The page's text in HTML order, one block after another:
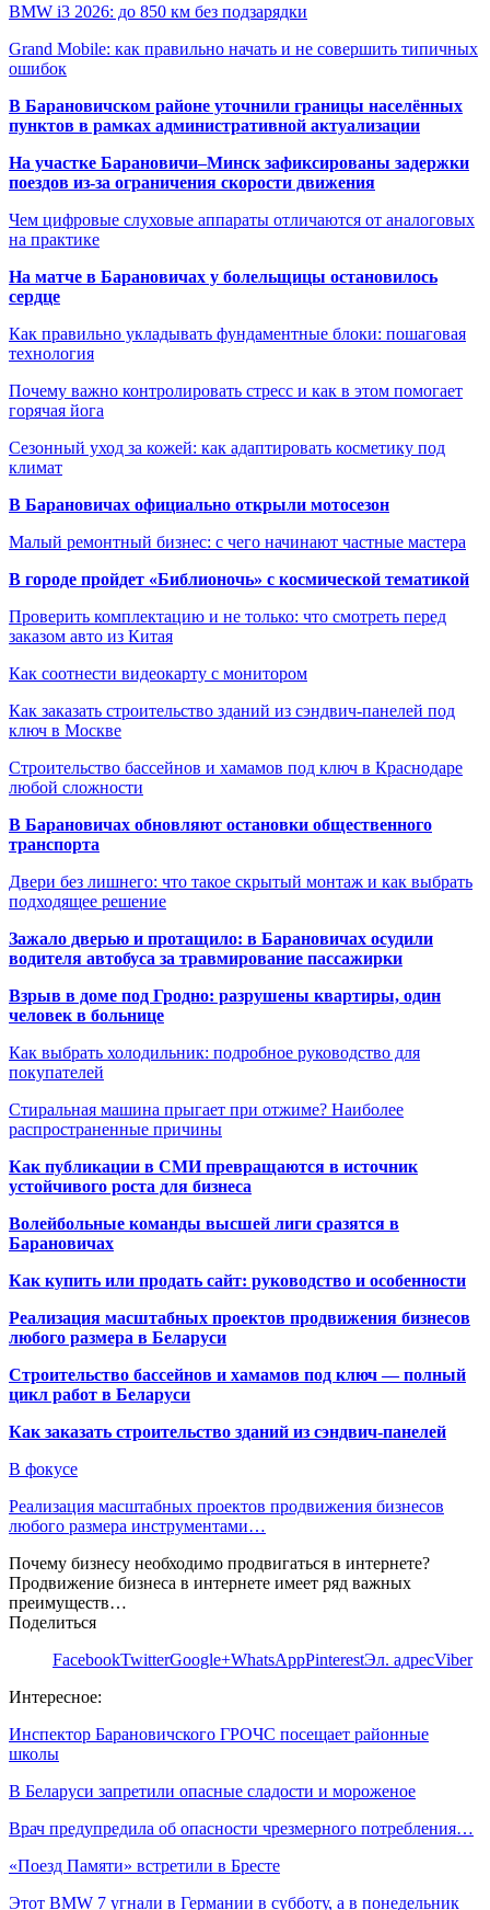
BMW i3 2026: до 850 км без подзарядки
Grand Mobile: как правильно начать и не совершить типичных
ошибок
В Барановичском районе уточнили границы населённых
пунктов в рамках административной актуализации
На участке Барановичи–Минск зафиксированы задержки
поездов из-за ограничения скорости движения
Чем цифровые слуховые аппараты отличаются от аналоговых
на практике
На матче в Барановичах у болельщицы остановилось
сердце
Как правильно укладывать фундаментные блоки: пошаговая
технология
Почему важно контролировать стресс и как в этом помогает
горячая йога
Сезонный уход за кожей: как адаптировать косметику под
климат
В Барановичах официально открыли мотосезон
Малый ремонтный бизнес: с чего начинают частные мастера
В городе пройдет «Библионочь» с космической тематикой
Проверить комплектацию и не только: что смотреть перед
заказом авто из Китая
Как соотнести видеокарту с монитором
Как заказать строительство зданий из сэндвич-панелей под
ключ в Москве
Строительство бассейнов и хамамов под ключ в Краснодаре
любой сложности
В Барановичах обновляют остановки общественного
транспорта
Двери без лишнего: что такое скрытый монтаж и как выбрать
подходящее решение
Зажало дверью и протащило: в Барановичах осудили
водителя автобуса за травмирование пассажирки
Взрыв в доме под Гродно: разрушены квартиры, один
человек в больнице
Как выбрать холодильник: подробное руководство для
покупателей
Стиральная машина прыгает при отжиме? Наиболее
распространенные причины
Как публикации в СМИ превращаются в источник
устойчивого роста для бизнеса
Волейбольные команды высшей лиги сразятся в
Барановичах
Как купить или продать сайт: руководство и особенности
Реализация масштабных проектов продвижения бизнесов
любого размера в Беларуси
Строительство бассейнов и хамамов под ключ — полный
цикл работ в Беларуси
Как заказать строительство зданий из сэндвич-панелей
В фокусе
Реализация масштабных проектов продвижения бизнесов
любого размера инструментами…
Почему бизнесу необходимо продвигаться в интернете?
Продвижение бизнеса в интернете имеет ряд важных
преимуществ…
Поделиться
FacebookTwitterGoogle+WhatsAppPinterestЭл. адресViber
Интересное:
Инспектор Барановичского ГРОЧС посещает районные
школы
В Беларуси запретили опасные сладости и мороженое
Врач предупредила об опасности чрезмерного потребления…
«Поезд Памяти» встретили в Бресте
Этот BMW 7 угнали в Германии в субботу, а в понедельник